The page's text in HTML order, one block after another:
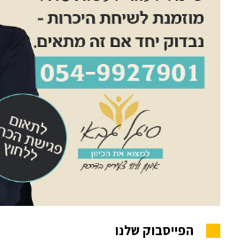
הפייסבוק שלנו